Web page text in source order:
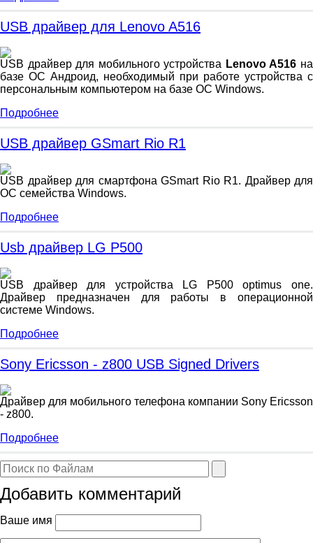
USB драйвер для Lenovo A516
USB драйвер для мобильного устройства Lenovo A516 на
базе ОС Андроид, необходимый при работе устройства с
персональным компьютером на базе ОС Windows.
Подробнее
USB драйвер GSmart Rio R1
USB драйвер для смартфона GSmart Rio R1. Драйвер для
ОС семейства Windows.
Подробнее
Usb драйвер LG P500
USB драйвер для устройства LG P500 optimus one.
Драйвер предназначен для работы в операционной
системе Windows.
Подробнее
Sony Ericsson - z800 USB Signed Drivers
Драйвер для мобильного телефона компании Sony Ericsson
- z800.
Подробнее
Добавить комментарий
Ваше имя